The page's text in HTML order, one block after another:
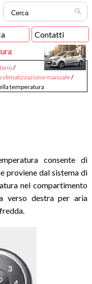
Contatti
/
climatizzazione manuale/
temperatura
consente di
proviene dal sistema di
nel compartimento
verso destra per aria